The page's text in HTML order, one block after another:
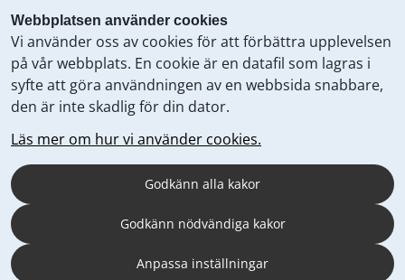
Webbplatsen använder cookies
Vi använder oss av cookies för att förbättra upplevelsen
på vår webbplats. En cookie är en datafil som lagras i
syfte att göra användningen av en webbsida snabbare,
den är inte skadlig för din dator.
Läs mer om hur vi använder cookies.
Godkänn alla kakor
Godkänn nödvändiga kakor
Anpassa inställningar